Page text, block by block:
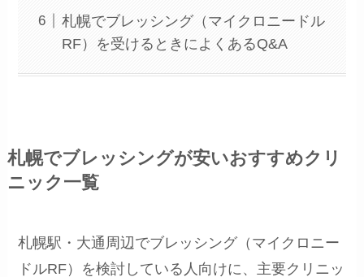
札幌でブレッシング（マイクロニードル
RF）を受けるときによくあるQ&A
札幌でブレッシングが安いおすすめクリ
ニック一覧
札幌駅・大通周辺でブレッシング（マイクロニー
ドルRF）を検討している人向けに、主要クリニッ